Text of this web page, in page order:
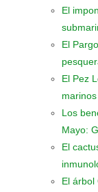
El
El
El Pez
marinos
Los
Mayo:
El
El árbol